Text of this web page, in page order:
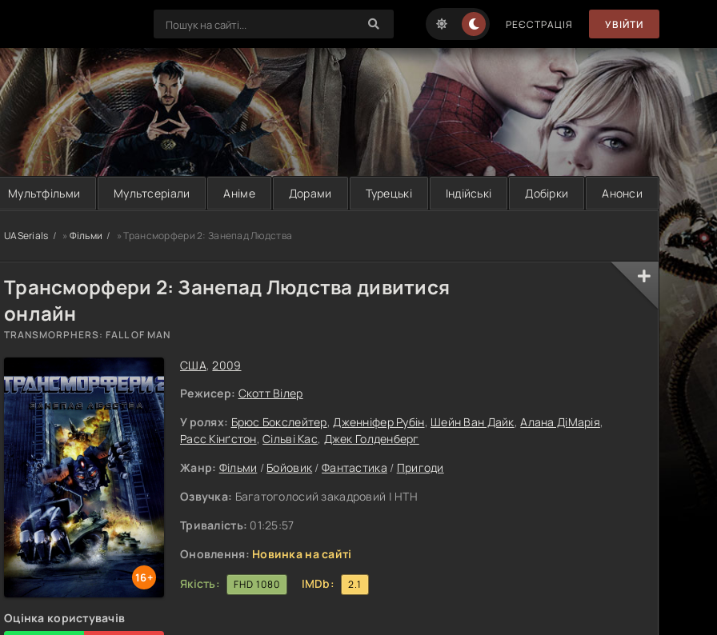
РЕЄСТРАЦІЯ УВІЙТИ
Мультфільми Мультсеріали Аніме Дорами Турецькі Індійські Добірки Анонси
UASerials » Фільми » Трансморфери 2: Занепад Людства
Трансморфери 2: Занепад Людства дивитися
онлайн
TRANSMORPHERS: FALL OF MAN
16+
Оцінка користувачів
США,2009
Режисер: Скотт Вілер
У ролях: Брюс Бокслейтер,Дженніфер Рубін, Шейн Ван Дайк,Алана ДіМарія,
Расс Кінґстон,Сільві Кас, Джек Голденберг
Жанр: Фільми / Бойовик /Фантастика / Пригоди
Озвучка: Багатоголосий закадровий | НТН
Тривалість: 01:25:57
Оновлення: Новинка на сайті
Якість:
FHD 1080 IMDb: 2.1